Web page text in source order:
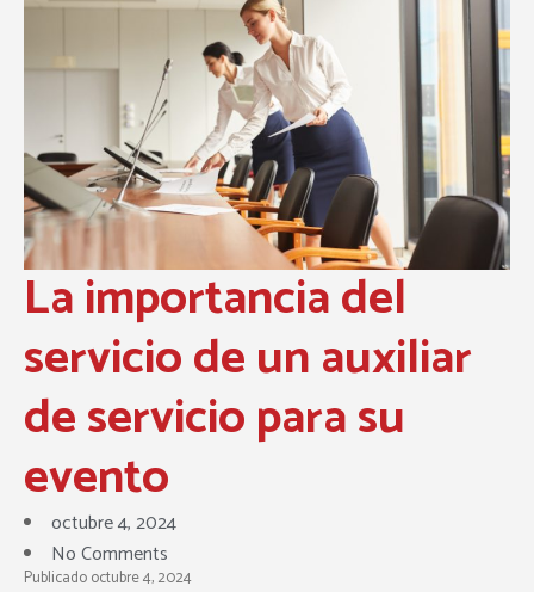
La importancia del
servicio de un auxiliar
de servicio para su
evento
octubre 4, 2024
No Comments
Publicado octubre 4, 2024